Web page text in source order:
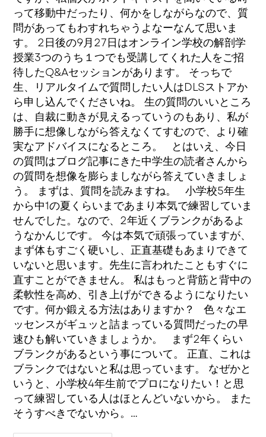
って移動中だったり、何かをしながらなので、質
問があってもわすれちゃうよなーなんて思いま
す。 2日後の9月27日はオンライン学校の解剖学
授業3つのうち１つでも受講してくれた人をご招
待したQ&Aセッションがあります。 そっちで
生、リアルタイムで質問したい人はDLSストアか
ら申し込んでくださいね。 生の質問のいいところ
は、自裁に動きが見えるっていうのもあり、私が
勝手に想像しながら答えなくてすむので、より確
実なアドバイスになるところ。 とはいえ、今日
の質問はブログ記事にきた中学生の読者さんから
の質問を想像を膨らましながら答えていきましょ
う。 まずは、質問を読みますね。 小学校5年生
から中1の夏くらいまであまり本気で練習していま
せんでした。なので、2年近くブランクがあるよ
うなかんじです。 今は本気で頑張っていますが、
まず体もすごく硬いし、正直基礎もあまりできて
いないと思います。先生に言われたこともすぐに
直すことができません。 私はもっと背筋と背中の
柔軟性を高め、引き上げができるようになりたい
です。何か鍛える方法はありますか？ 色々なエ
ッセンスがギュッと詰まっている質問だったの早
速ひも解いていきましょうか。 まず2年くらい
ブランクがあるという事について。 正直、これは
ブランクではないと私は思っています。 なぜかと
いうと、小学校4年生前でプロになりたい！と思
って練習している人はほとんどいないから。 また
そうすべきでないから。…